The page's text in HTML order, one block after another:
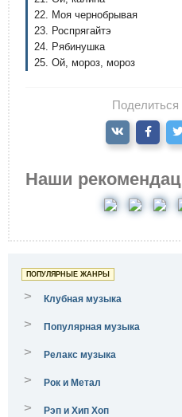
22. Моя чернобрывая
23. Роспрягайтэ
24. Рябинушка
25. Ой, мороз, мороз
Поделиться
Наши
ПОПУЛЯРНЫЕ ЖАНРЫ
> Клубная музыка
> Популярная музыка
> Релакс музыка
> Рок и Метал
> Рэп и Хип Хоп